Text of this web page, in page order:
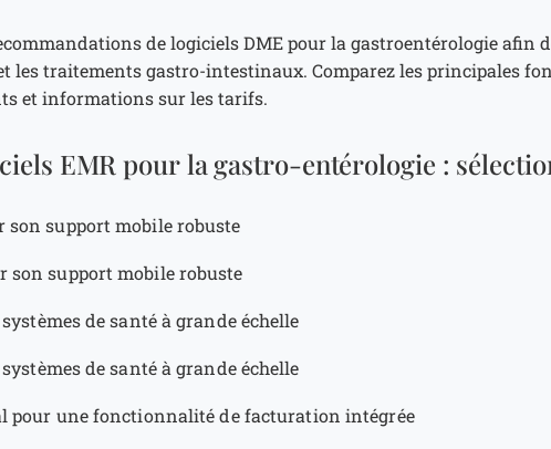
de logiciels DME pour la gastroentérologie afin
les traitements gastro-intestinaux. Comparez les principales
et informations sur les tarifs.
EMR pour la gastro-entérologie :
son support mobile robuste
son support mobile robuste
de santé à grande échelle
de santé à grande échelle
pour une fonctionnalité de facturation intégrée